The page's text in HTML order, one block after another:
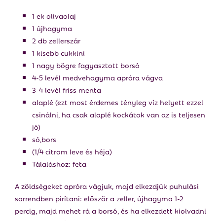
1 ek olívaolaj
1 újhagyma
2 db zellerszár
1 kisebb cukkini
1 nagy bögre fagyasztott borsó
4-5 levél medvehagyma apróra vágva
3-4 levél friss menta
alaplé (ezt most érdemes tényleg víz helyett ezzel
csinálni, ha csak alaplé kockátok van az is teljesen
jó)
só,bors
(1/4 citrom leve és héja)
Tálaláshoz: feta
A zöldségeket apróra vágjuk, majd elkezdjük puhulási
sorrendben pirítani: először a zeller, újhagyma 1-2
percig, majd mehet rá a borsó, és ha elkezdett kiolvadni